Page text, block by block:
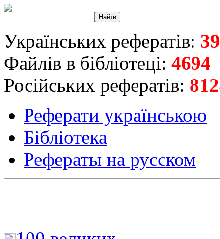
Українських рефератів:
Файлів в бібліотеці: 4694
Російських рефератів:
Реферати українською
Бібліотека
Рефераты на русском